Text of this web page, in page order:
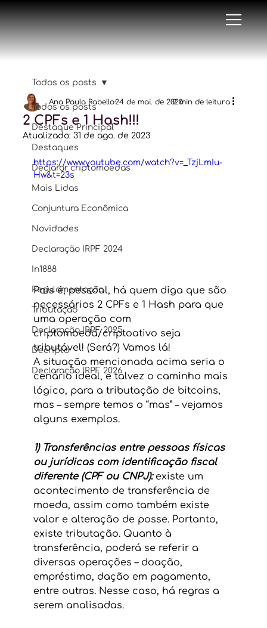
Todos os posts
Destaque Principal
Destaques
Declarar criptomoedas
Mais Lidas
Conjuntura Econômica
Novidades
Declaração IRPF 2024
In1888
Regulamentação
Tributação
Declaração IRPF 2025
Decripto
Declaração IRPF 2026
Todos os posts
2 CPFs e 1 Hash!!!
Ana Paula Rabello24 de mai. de 20202 min de leitura
Atualizado: 31 de ago. de 2023
https://www.youtube.com/watch?v=_TzjLmIu-
Hw&t=23s
Pois é, pessoal, há quem diga que são
necessários 2 CPFs e 1 Hash para que
uma operação com
criptomoeda/criptoativo seja
tributável! (Será?) Vamos lá!
A situação mencionada acima seria o
cenário ideal, e talvez o caminho mais
lógico, para a tributação de bitcoins,
mas – sempre temos o “mas” – vejamos
alguns exemplos.
1) Transferências entre pessoas físicas
ou jurídicas com identificação fiscal
diferente (CPF ou CNPJ): existe um
acontecimento de transferência de
moeda, assim como também existe
valor e alteração de posse. Portanto,
existe tributação. Quanto à
transferência, poderá se referir a
diversas operações – doação,
empréstimo, dação em pagamento,
entre outras. Nesse caso, há regras a
serem analisadas.